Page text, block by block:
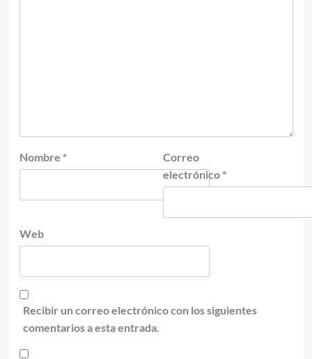
Nombre *
Correo
electrónico *
Web
Recibir un correo electrónico con los siguientes
comentarios a esta entrada.